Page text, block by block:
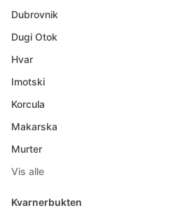
Dubrovnik
Dugi Otok
Hvar
Imotski
Korcula
Makarska
Murter
Vis alle
Kvarnerbukten